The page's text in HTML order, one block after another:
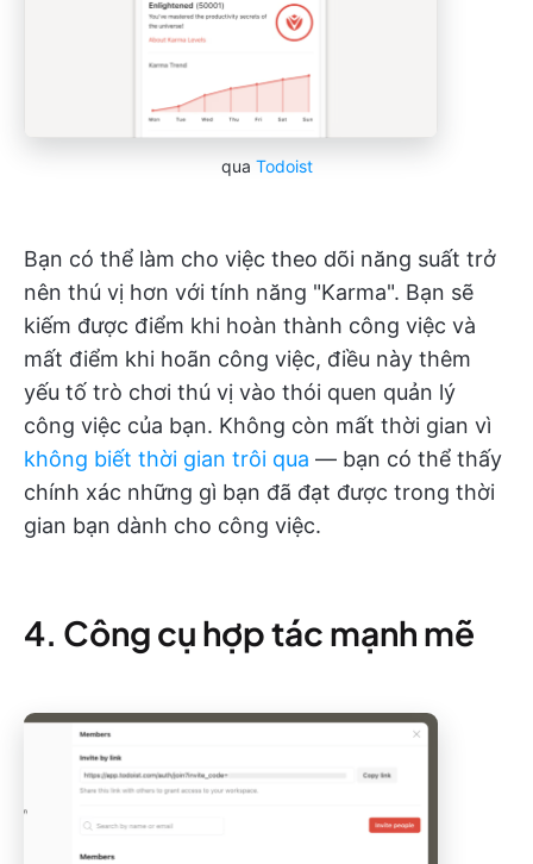
qua Todoist
Bạn có thể làm cho việc theo dõi năng suất trở
nên thú vị hơn với tính năng "Karma". Bạn sẽ
kiếm được điểm khi hoàn thành công việc và
mất điểm khi hoãn công việc, điều này thêm
yếu tố trò chơi thú vị vào thói quen quản lý
công việc của bạn. Không còn mất thời gian vì
không biết thời gian trôi qua — bạn có thể thấy
chính xác những gì bạn đã đạt được trong thời
gian bạn dành cho công việc.
4. Công cụ hợp tác mạnh mẽ